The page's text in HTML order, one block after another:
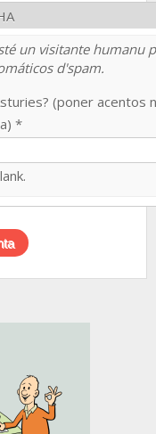
un visitante humanu
d'spam.
(poner acentos
*